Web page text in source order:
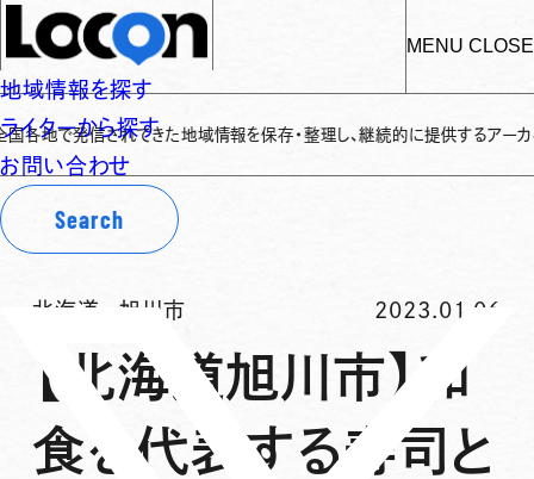
MENU CLOSE
地域情報を探す
ライターから探す
お問い合わせ
Search
されてきた地域情報を保存・整理し、継続的に提供するアーカイブサイト
北海道 -旭川市 2023.01.06
【北海道旭川市】和
食を代表する寿司と